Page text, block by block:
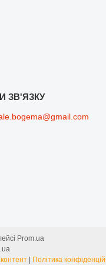
Prom.ua
Політика